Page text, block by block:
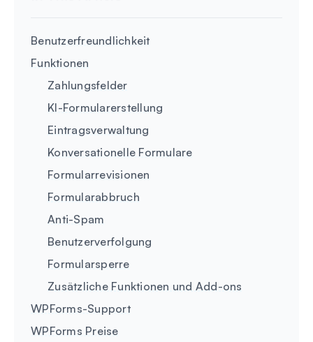
Benutzerfreundlichkeit
Funktionen
Zahlungsfelder
KI-Formularerstellung
Eintragsverwaltung
Konversationelle Formulare
Formularrevisionen
Formularabbruch
Anti-Spam
Benutzerverfolgung
Formularsperre
Zusätzliche Funktionen und Add-ons
WPForms-Support
WPForms Preise